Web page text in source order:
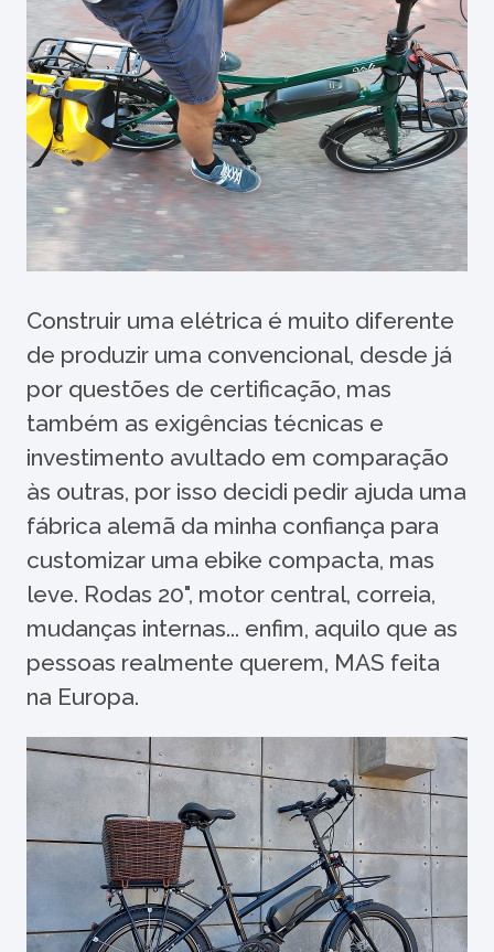
Construir uma elétrica é muito diferente
de produzir uma convencional, desde já
por questões de certificação, mas
também as exigências técnicas e
investimento avultado em comparação
às outras, por isso decidi pedir ajuda uma
fábrica alemã da minha confiança para
customizar uma ebike compacta, mas
leve. Rodas 20", motor central, correia,
mudanças internas... enfim, aquilo que as
pessoas realmente querem, MAS feita
na Europa.